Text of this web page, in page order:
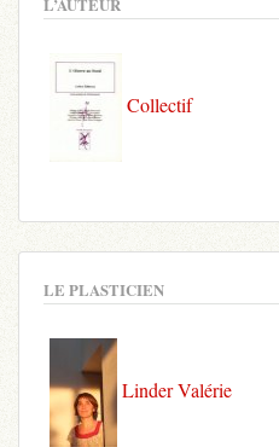
Collectif
LE PLASTICIEN
Linder Valérie